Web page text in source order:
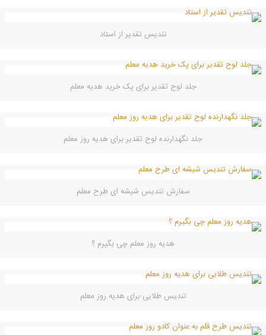
تندیس تقدیر از استاد
جلد لوح تقدیر برای پک خرید هدیه معلم
جلد نگهدارنده لوح تقدیر برای هدیه روز معلم
سفارش تندیس شیشه ای طرح معلم
هدیه روز معلم چی بگیرم ؟
تندیس طلایی برای هدیه روز معلم